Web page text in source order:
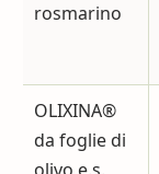
rosmarino
OLIXINA®
da foglie di